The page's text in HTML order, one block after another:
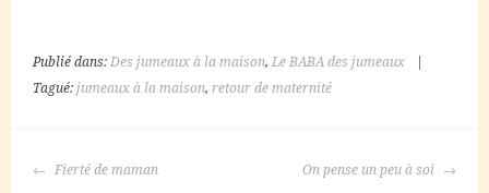
Publié dans:Des jumeaux à la maison,Le BABA des jumeaux
Tagué:jumeaux à la maison,retour de maternité
NAVIGATION
Fierté de maman On pense un peu à soi